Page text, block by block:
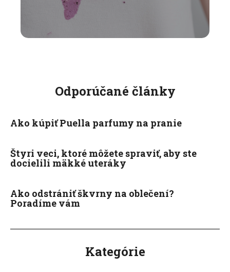
Odporúčané články
Ako kúpiť Puella parfumy na pranie
Štyri veci, ktoré môžete spraviť, aby ste
docielili mäkké uteráky
Ako odstrániť škvrny na oblečení?
Poradíme vám
Kategórie